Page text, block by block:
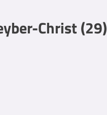
Christ (29)